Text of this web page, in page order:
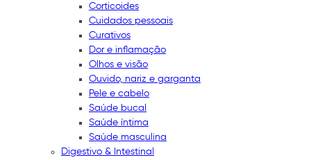
Corticoides
Cuidados pessoais
Curativos
Dor e inflamação
Olhos e visão
Ouvido, nariz e garganta
Pele e cabelo
Saúde bucal
Saúde íntima
Saúde masculina
Digestivo & Intestinal